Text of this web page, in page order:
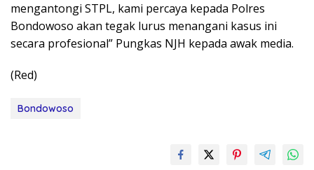
mengantongi STPL, kami percaya kepada Polres
Bondowoso akan tegak lurus menangani kasus ini
secara profesional” Pungkas NJH kepada awak media.
(Red)
Bondowoso